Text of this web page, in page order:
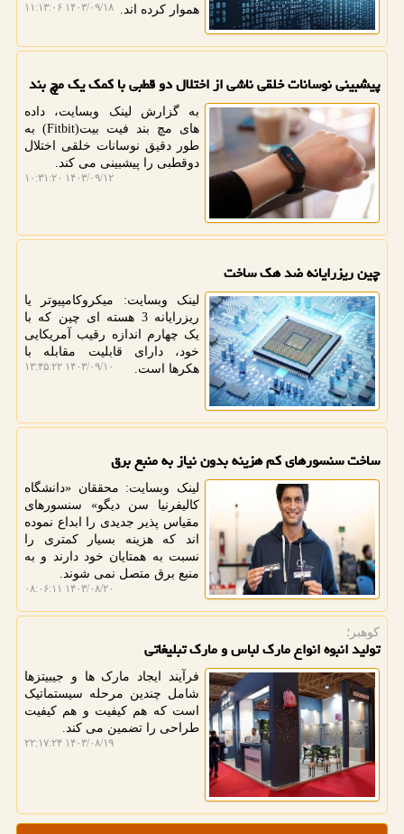
هموار کرده اند.
۱۴۰۳/۰۹/۱۸ ۱۱:۱۳:۰۶
پیشبینی نوسانات خلقی ناشی از اختلال دو قطبی با کمک یک مچ بند
به گزارش لینک وبسایت، داده
های مچ بند فیت بیت(Fitbit) به
طور دقیق نوسانات خلقی اختلال
دوقطبی را پیشبینی می کند.
۱۴۰۳/۰۹/۱۲ ۱۰:۳۱:۲۰
چین ریزرایانه ضد هک ساخت
لینک وبسایت: میکروکامپیوتر یا
ریزرایانه 3 هسته ای چین که با
یک چهارم اندازه رقیب آمریکایی
خود، دارای قابلیت مقابله با
هکرها است.
۱۴۰۳/۰۹/۱۰ ۱۳:۴۵:۲۲
ساخت سنسورهای کم هزینه بدون نیاز به منبع برق
لینک وبسایت: محققان «دانشگاه
کالیفرنیا سن دیگو» سنسورهای
مقیاس پذیر جدیدی را ابداع نموده
اند که هزینه بسیار کمتری را
نسبت به همتایان خود دارند و به
منبع برق متصل نمی شوند.
۱۴۰۳/۰۸/۲۰ ۰۸:۰۶:۱۱
کوهبر؛
تولید انبوه انواع مارک لباس و مارک تبلیغاتی
فرآیند ایجاد مارک ها و جیبیتزها
شامل چندین مرحله سیستماتیک
است که هم کیفیت و هم کیفیت
طراحی را تضمین می کند.
۱۴۰۳/۰۸/۱۹ ۲۲:۱۷:۲۴